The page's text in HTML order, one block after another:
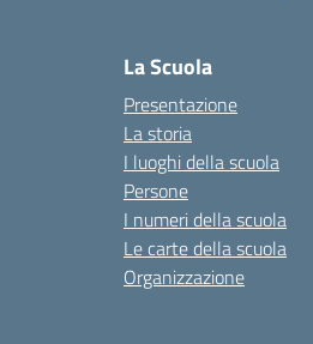
La Scuola
Presentazione
La storia
I luoghi della scuola
Persone
I numeri della scuola
Le carte della scuola
Organizzazione